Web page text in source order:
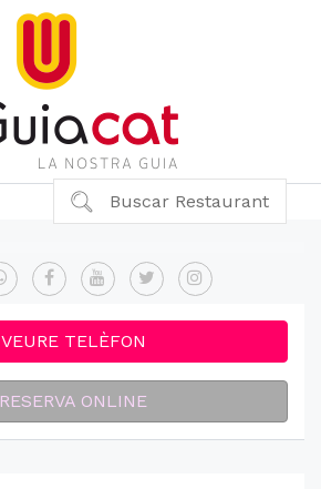
Buscar Restaurant
VEURE TELÈFON
RESERVA ONLINE